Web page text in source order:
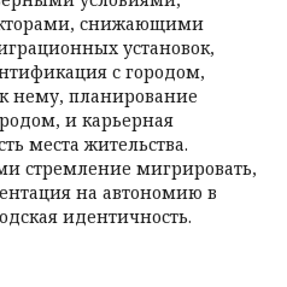
снижающими
установок,
с городом,
нему, планирование
и карьерная
места жительства.
стремление мигрировать,
на автономию в
идентичность.